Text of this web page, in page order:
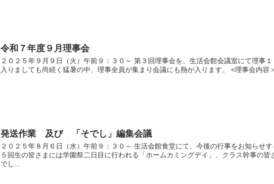
令和７年度９月理事会
２０２５年９月９日（火）午前９：３０～ 第３回理事会を、生活会館会議室にて理事
入りましても尚続く猛暑の中、理事全員が集まり会議にも熱が入ります。 <理事会内容
発送作業 及び 「そでし」編集会議
２０２５年８月６日（水）午前９：３０～ 生活会館食堂にて、今後の行事をお知らせ
５回生の皆さまには学園祭二日目に行われる「ホームカミングデイ」、クラス幹事の
でし...